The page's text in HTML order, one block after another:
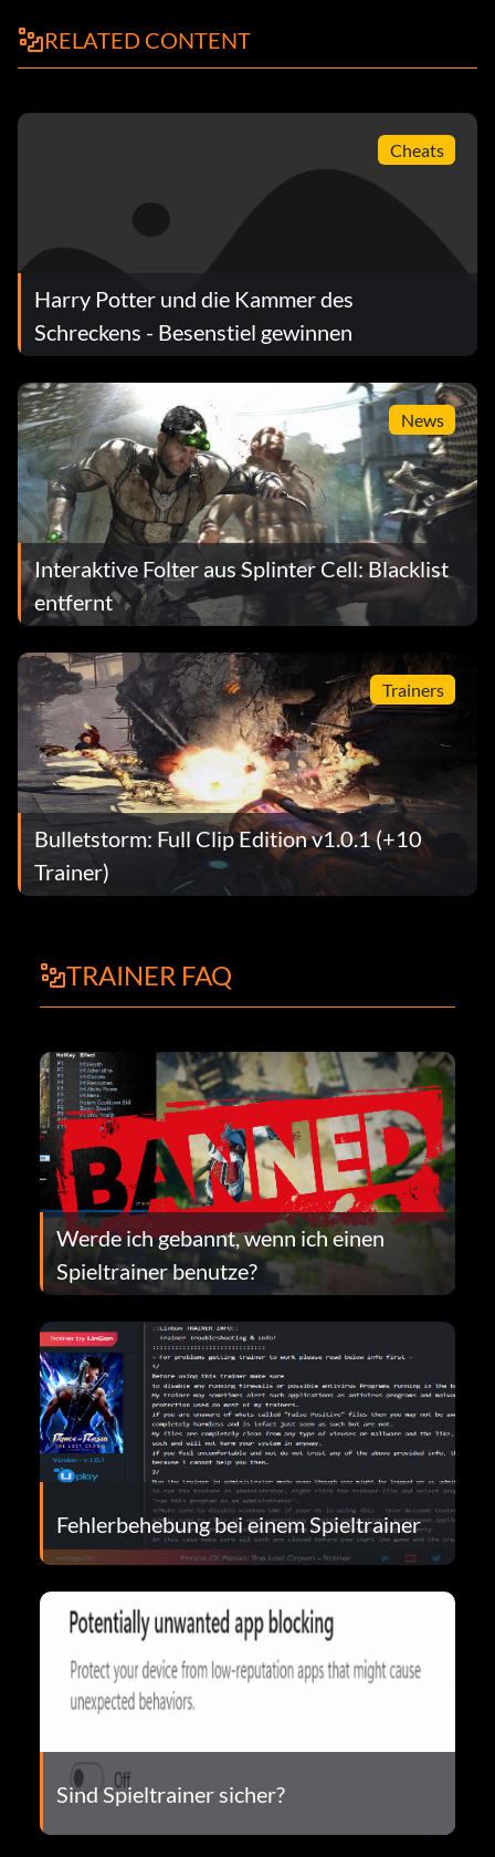
RELATED CONTENT
Cheats
Harry Potter und die Kammer des
Schreckens - Besenstiel gewinnen
News
Interaktive Folter aus Splinter Cell: Blacklist
entfernt
Trainers
Bulletstorm: Full Clip Edition v1.0.1 (+10
Trainer)
TRAINER FAQ
Werde ich gebannt, wenn ich einen
Spieltrainer benutze?
Fehlerbehebung bei einem Spieltrainer
Sind Spieltrainer sicher?